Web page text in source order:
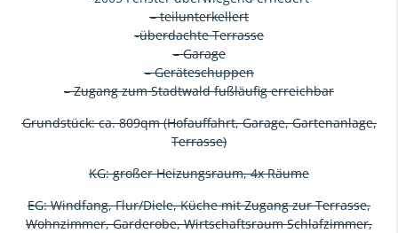
– teilunterkellert
-überdachte Terrasse
– Garage
– Geräteschuppen
– Zugang zum Stadtwald fußläufig erreichbar
Grundstück: ca. 809qm (Hofauffahrt, Garage, Gartenanlage,
Terrasse)
KG: großer Heizungsraum, 4x Räume
EG: Windfang, Flur/Diele, Küche mit Zugang zur Terrasse,
Wohnzimmer, Garderobe, Wirtschaftsraum Schlafzimmer,